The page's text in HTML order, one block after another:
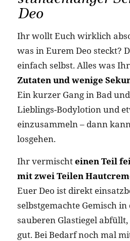
Deo
Ihr wollt Euch wirklich
was in Eurem Deo steckt?
einfach selbst. Alles was
Zutaten und wenige
Ein kurzer Gang in Bad
Lieblings-Bodylotion und
einzusammeln – dann
losgehen.
Ihr vermischteinen Teil
mit zwei Teilen
Euer Deo ist direkt
selbstgemachte Gemisch
sauberen Glastiegel
gut. Bei Bedarf noch mal